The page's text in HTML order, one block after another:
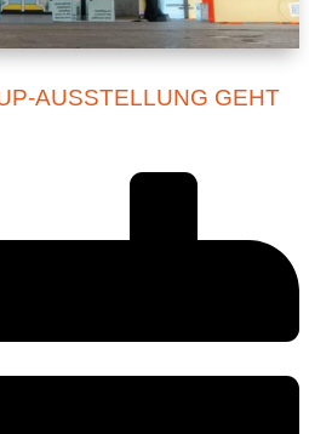
AUSSTELLUNG GEHT